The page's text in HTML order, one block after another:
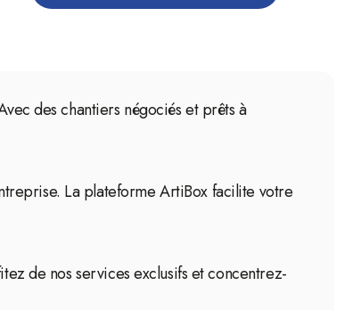
des chantiers négociés et prêts à
La plateforme ArtiBox facilite votre
de nos services exclusifs et concentrez-